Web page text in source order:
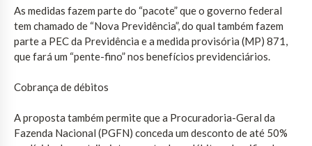
As medidas fazem parte do “pacote” que o governo federal
tem chamado de “Nova Previdência”, do qual também fazem
parte a PEC da Previdência e a medida provisória (MP) 871,
que fará um “pente-fino” nos benefícios previdenciários.
Cobrança de débitos
A proposta também permite que a Procuradoria-Geral da
Fazenda Nacional (PGFN) conceda um desconto de até 50%